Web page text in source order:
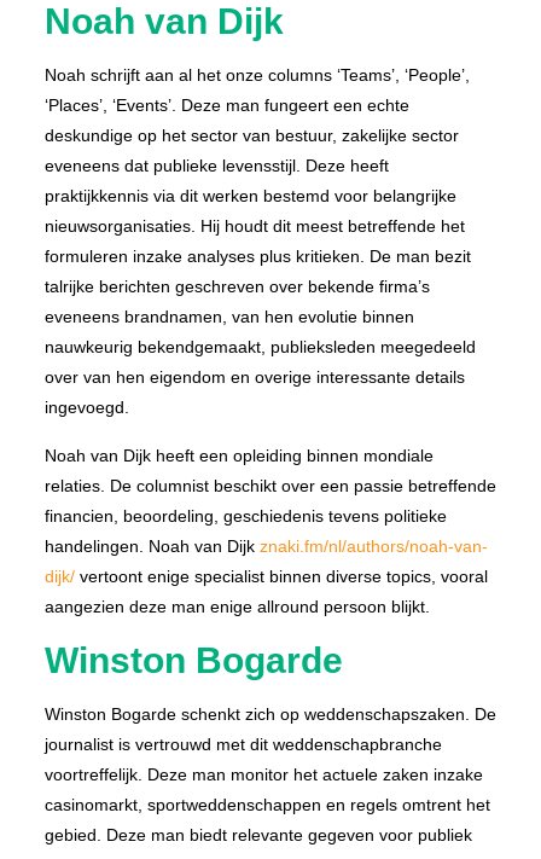
Noah van Dijk
Noah schrijft aan al het onze columns ‘Teams’, ‘People’,
‘Places’, ‘Events’. Deze man fungeert een echte
deskundige op het sector van bestuur, zakelijke sector
eveneens dat publieke levensstijl. Deze heeft
praktijkkennis via dit werken bestemd voor belangrijke
nieuwsorganisaties. Hij houdt dit meest betreffende het
formuleren inzake analyses plus kritieken. De man bezit
talrijke berichten geschreven over bekende firma’s
eveneens brandnamen, van hen evolutie binnen
nauwkeurig bekendgemaakt, publieksleden meegedeeld
over van hen eigendom en overige interessante details
ingevoegd.
Noah van Dijk heeft een opleiding binnen mondiale
relaties. De columnist beschikt over een passie betreffende
financien, beoordeling, geschiedenis tevens politieke
handelingen. Noah van Dijk znaki.fm/nl/authors/noah-van-
dijk/vertoont enige specialist binnen diverse topics, vooral
aangezien deze man enige allround persoon blijkt.
Winston Bogarde
Winston Bogarde schenkt zich op weddenschapszaken. De
journalist is vertrouwd met dit weddenschapbranche
voortreffelijk. Deze man monitor het actuele zaken inzake
casinomarkt, sportweddenschappen en regels omtrent het
gebied. Deze man biedt relevante gegeven voor publiek